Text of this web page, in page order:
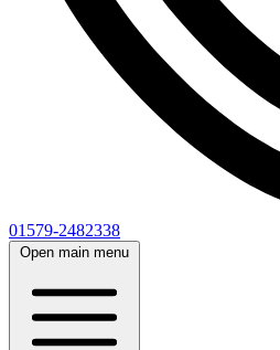
01579-2482338
Open main menu